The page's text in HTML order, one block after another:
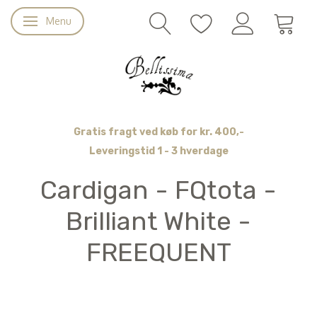
Skifte navigation
Menu
Gratis fragt ved køb for kr. 400,-
Leveringstid 1 - 3 hverdage
Cardigan - FQtota -
Brilliant White -
FREEQUENT